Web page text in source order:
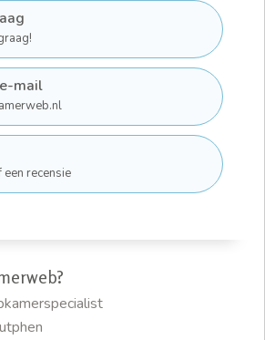
mail
recensie